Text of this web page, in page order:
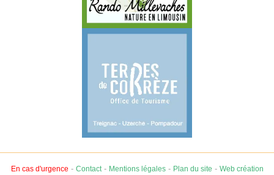
En cas d'urgence - Contact- Mentions légales- Plan du site - Web création